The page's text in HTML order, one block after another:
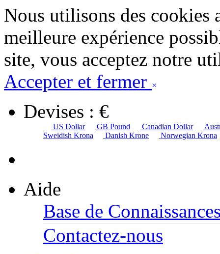
Nous utilisons des cookies
meilleure expérience
site, vous acceptez notre
Accepter et fermer ×
Devises : €
US Dollar GB Pound Canadian Dollar
Sweidish Krona
Danish Krone Norwegian Krona
Aide
Base de
Contactez-nous